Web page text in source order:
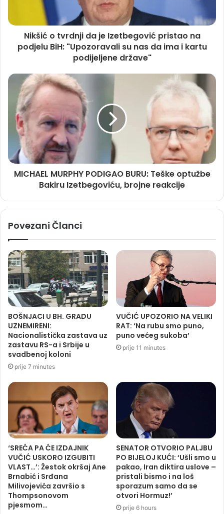
Nikšić o tvrdnji da je Izetbegović pristao na
podjelu BiH: "Upozoravali su nas da ima i kartu
podijeljene države"
MICHAEL MURPHY PODIGAO BURU: Teške optužbe
Bakiru Izetbegoviću, brojne reakcije
Povezani Članci
BOŠNJACI U BH. GRADU
UZNEMIRENI:
Nacionalistička zastava uz
zastavu RS-a i Srbije u
svadbenoj koloni
prije 7 minutes
VUČIĆ UPOZORIO NA VELIKI
RAT: ‘Na rubu smo puno,
puno većeg sukoba’
prije 11 minutes
‘SREĆA PA ĆE IZDAJNIK
VUČIĆ USKORO IZGUBITI
VLAST…’: Žestok okršaj Ane
Brnabić i Srđana
Milivojevića završio s
Thompsonovom
pjesmom…
SENATOR OTVORIO PALJBU
PO BIJELOJ KUĆI: ‘Ušli smo u
pakao, Iran diktira uslove –
pristali bismo i na loš
sporazum samo da se
otvori Hormuz!’
prije 6 hours